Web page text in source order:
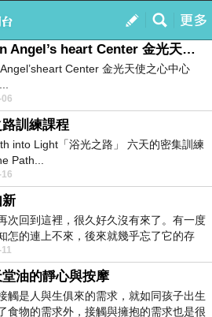
我的
訂閱
Golden Angel’s heart Center 金光天使之心中心成立啦～
Center 金光天使之心中心
訓練課程
into Light「浴光之路」 六天的密集訓練
Path...
次回到這裡，很久好久沒有來了。有一度
怎的連上不來，後來就幾乎忘了它的存
想過要...
油的靜心與按摩
觸是人與生俱來的需求，就如同孩子出生
食物的需求外，接觸與擁抱的需求也是很